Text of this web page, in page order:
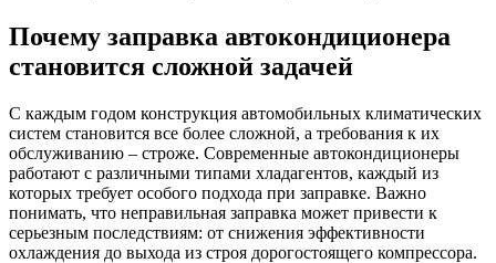
Почему заправка автокондиционера
становится сложной задачей
С каждым годом конструкция автомобильных климатических
систем становится все более сложной, а требования к их
обслуживанию – строже. Современные автокондиционеры
работают с различными типами хладагентов, каждый из
которых требует особого подхода при заправке. Важно
понимать, что неправильная заправка может привести к
серьезным последствиям: от снижения эффективности
охлаждения до выхода из строя дорогостоящего компрессора.